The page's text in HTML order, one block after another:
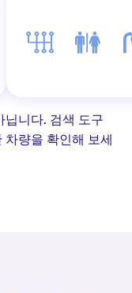
닙니다. 검색 도구
차량을 확인해 보세